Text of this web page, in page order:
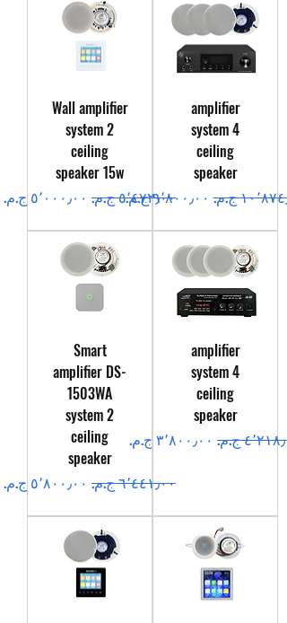
amplifier
system 4
ceiling
speaker
عادي
سعر البيع
Wall amplifier
system 2
ceiling
speaker 15w
سعر عادي
سعر البيع
amplifier
system 4
ceiling
speaker
عادي
سعر البيع
Smart
amplifier DS-
1503WA
system 2
ceiling
speaker
سعر عادي
سعر البيع